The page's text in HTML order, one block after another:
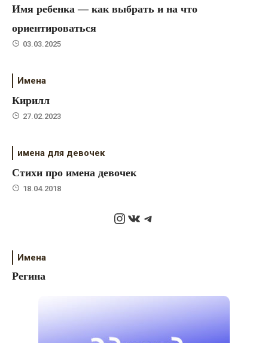
Имя ребенка — как выбрать и на что
ориентироваться
03.03.2025
Имена
Кирилл
27.02.2023
имена для девочек
Стихи про имена девочек
18.04.2018
Instagram
ВКонтакте
Telegram
Имена
Регина